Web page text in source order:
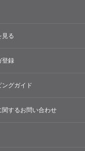
見る
登録
ングガイド
関するお問い合わせ